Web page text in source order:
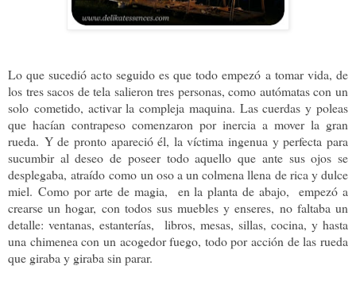
Lo que sucedió acto seguido es que todo empezó a tomar vida, de
los tres sacos de tela salieron tres personas, como autómatas con un
solo cometido, activar la compleja maquina. Las cuerdas y poleas
que hacían contrapeso comenzaron por inercia a mover la gran
rueda. Y de pronto apareció él, la víctima ingenua y perfecta para
sucumbir al deseo de poseer todo aquello que ante sus ojos se
desplegaba, atraído como un oso a un colmena llena de rica y dulce
miel. Como por arte de magia, en la planta de abajo, empezó a
crearse un hogar, con todos sus muebles y enseres, no faltaba un
detalle: ventanas, estanterías, libros, mesas, sillas, cocina, y hasta
una chimenea con un acogedor fuego, todo por acción de las rueda
que giraba y giraba sin parar.